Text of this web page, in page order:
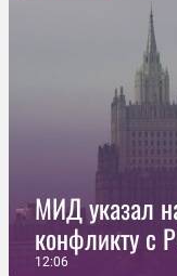
МИД указал
конфликту с
12:06